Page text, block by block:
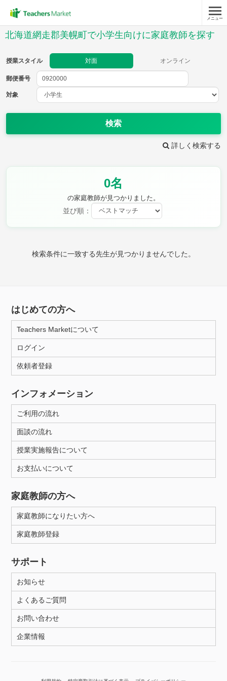
メニュー
北海道網走郡美幌町で小学生向けに家庭教師を探す
授業スタイル 対面 オンライン
郵便番号
対象
検索
詳しく検索する
0名
の家庭教師が見つかりました。
並び順：
検索条件に一致する先生が見つかりませんでした。
郵便番号
教科
理科
保健・体育 図画工作 書写
月曜日 火曜日
所属大学
距離：15km以内
年齢：18-101歳
はじめての方へ
Teachers Marketについて
ログイン
依頼者登録
インフォメーション
ご利用の流れ
面談の流れ
授業実施報告について
お支払いについて
家庭教師の方へ
家庭教師になりたい方へ
家庭教師登録
サポート
お知らせ
よくあるご質問
お問い合わせ
企業情報